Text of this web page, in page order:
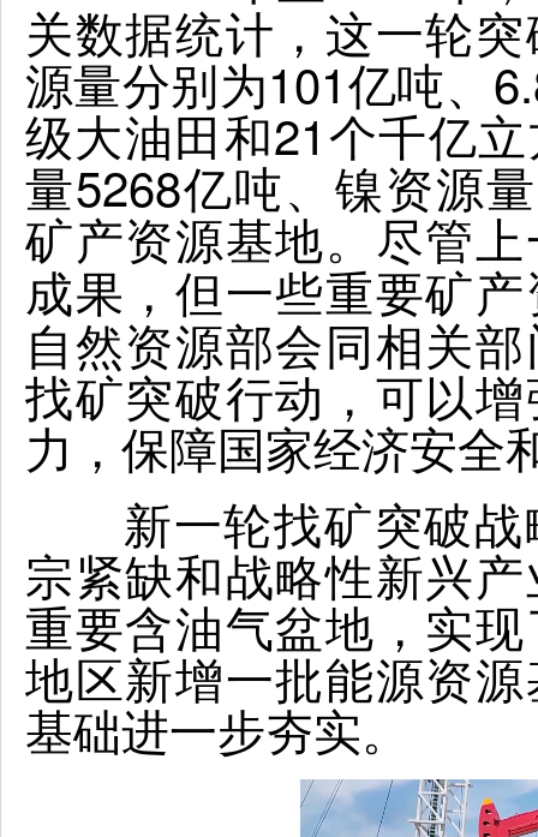
关数据统计，这一轮
源量分别为101亿吨、
级大油田和21个千亿
量5268亿吨、镍资源
矿产资源基地。 尽管
成果，但一些重要矿
自然资源部会同相关
找矿突破行动，可以
力，保障国家经济安全
新一轮找矿突破战
宗紧缺和战略性新兴
重要含油气盆地，实
地区新增一批能源资
基础进一步夯实。